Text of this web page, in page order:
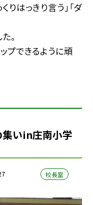
りはっきり言う」「ダ
。
プできるように頑
いin庄南小学
校長室